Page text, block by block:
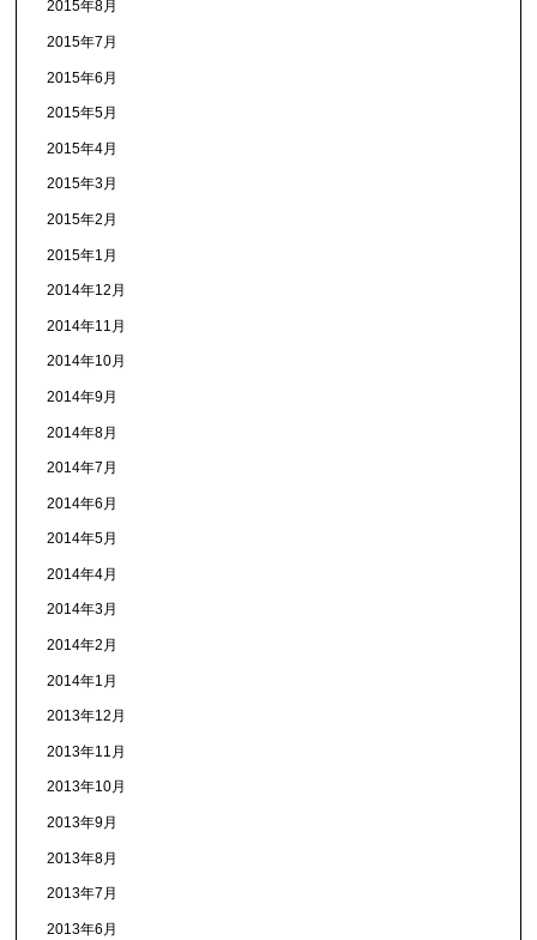
2015年8月
2015年7月
2015年6月
2015年5月
2015年4月
2015年3月
2015年2月
2015年1月
2014年12月
2014年11月
2014年10月
2014年9月
2014年8月
2014年7月
2014年6月
2014年5月
2014年4月
2014年3月
2014年2月
2014年1月
2013年12月
2013年11月
2013年10月
2013年9月
2013年8月
2013年7月
2013年6月